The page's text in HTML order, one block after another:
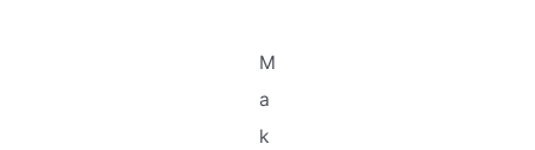
M
a
k